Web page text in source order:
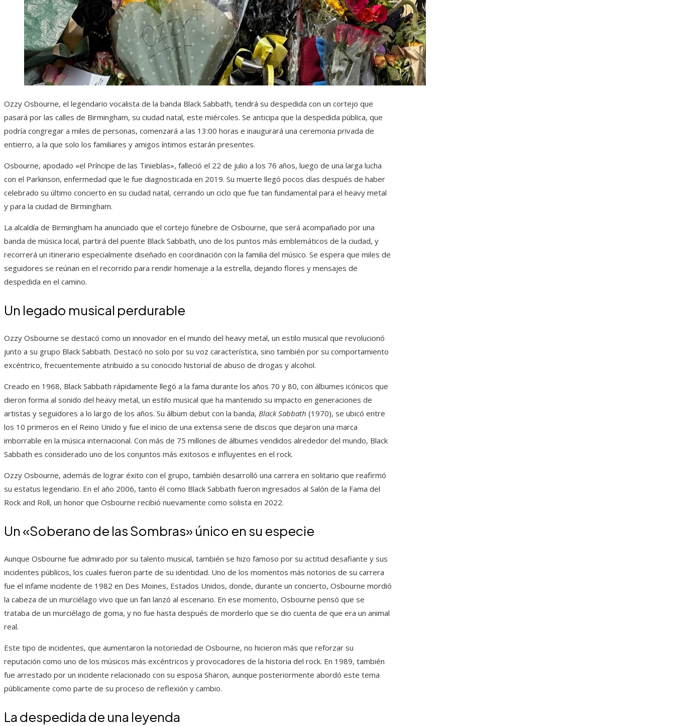
Ozzy Osbourne, el legendario vocalista de la banda Black Sabbath, tendrá su despedida con un cortejo que
pasará por las calles de Birmingham, su ciudad natal, este miércoles. Se anticipa que la despedida pública, que
podría congregar a miles de personas, comenzará a las 13:00 horas e inaugurará una ceremonia privada de
entierro, a la que solo los familiares y amigos íntimos estarán presentes.
Osbourne, apodado «el Príncipe de las Tinieblas», falleció el 22 de julio a los 76 años, luego de una larga lucha
con el Parkinson, enfermedad que le fue diagnosticada en 2019. Su muerte llegó pocos días después de haber
celebrado su último concierto en su ciudad natal, cerrando un ciclo que fue tan fundamental para el heavy metal
y para la ciudad de Birmingham.
La alcaldía de Birmingham ha anunciado que el cortejo fúnebre de Osbourne, que será acompañado por una
banda de música local, partirá del puente Black Sabbath, uno de los puntos más emblemáticos de la ciudad, y
recorrerá un itinerario especialmente diseñado en coordinación con la familia del músico. Se espera que miles de
seguidores se reúnan en el recorrido para rendir homenaje a la estrella, dejando flores y mensajes de
despedida en el camino.
Un legado musical perdurable
Ozzy Osbourne se destacó como un innovador en el mundo del heavy metal, un estilo musical que revolucionó
junto a su grupo Black Sabbath. Destacó no solo por su voz característica, sino también por su comportamiento
excéntrico, frecuentemente atribuido a su conocido historial de abuso de drogas y alcohol.
Creado en 1968, Black Sabbath rápidamente llegó a la fama durante los años 70 y 80, con álbumes icónicos que
dieron forma al sonido del heavy metal, un estilo musical que ha mantenido su impacto en generaciones de
artistas y seguidores a lo largo de los años. Su álbum debut con la banda, Black Sabbath (1970), se ubicó entre
los 10 primeros en el Reino Unido y fue el inicio de una extensa serie de discos que dejaron una marca
imborrable en la música internacional. Con más de 75 millones de álbumes vendidos alrededor del mundo, Black
Sabbath es considerado uno de los conjuntos más exitosos e influyentes en el rock.
Ozzy Osbourne, además de lograr éxito con el grupo, también desarrolló una carrera en solitario que reafirmó
su estatus legendario. En el año 2006, tanto él como Black Sabbath fueron ingresados al Salón de la Fama del
Rock and Roll, un honor que Osbourne recibió nuevamente como solista en 2022.
Un «Soberano de las Sombras» único en su especie
Aunque Osbourne fue admirado por su talento musical, también se hizo famoso por su actitud desafiante y sus
incidentes públicos, los cuales fueron parte de su identidad. Uno de los momentos más notorios de su carrera
fue el infame incidente de 1982 en Des Moines, Estados Unidos, donde, durante un concierto, Osbourne mordió
la cabeza de un murciélago vivo que un fan lanzó al escenario. En ese momento, Osbourne pensó que se
trataba de un murciélago de goma, y no fue hasta después de morderlo que se dio cuenta de que era un animal
real.
Este tipo de incidentes, que aumentaron la notoriedad de Osbourne, no hicieron más que reforzar su
reputación como uno de los músicos más excéntricos y provocadores de la historia del rock. En 1989, también
fue arrestado por un incidente relacionado con su esposa Sharon, aunque posteriormente abordó este tema
públicamente como parte de su proceso de reflexión y cambio.
La despedida de una leyenda